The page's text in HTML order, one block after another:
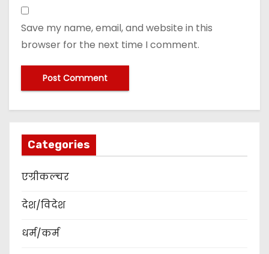
Save my name, email, and website in this
browser for the next time I comment.
Categories
एग्रीकल्चर
देश/विदेश
धर्म/कर्म